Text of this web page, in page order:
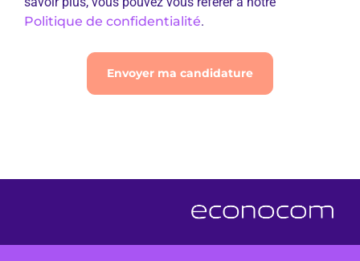
Politique de confidentialité.
Envoyer ma candidature